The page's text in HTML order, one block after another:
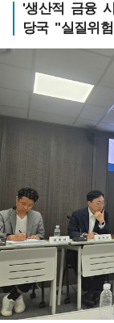
'생산적 금융
당국 "실질위